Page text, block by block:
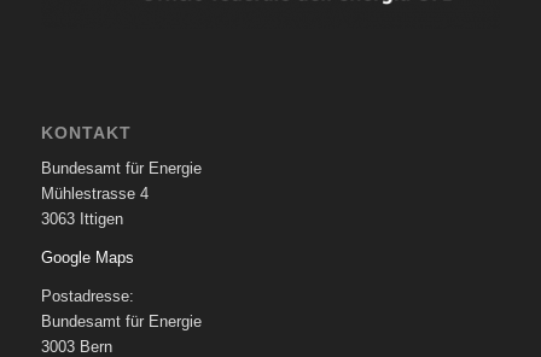
KONTAKT
Bundesamt für Energie
Mühlestrasse 4
3063 Ittigen
Google Maps
Postadresse:
Bundesamt für Energie
3003 Bern